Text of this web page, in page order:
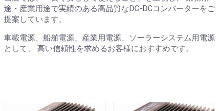
途・産業用途で実績のある高品質なDC-DCコンバーターをご
提案しています。
車載電源、船舶電源、産業用電源、ソーラーシステム用電源
として、 高い信頼性を求めるお客様におすすめです。